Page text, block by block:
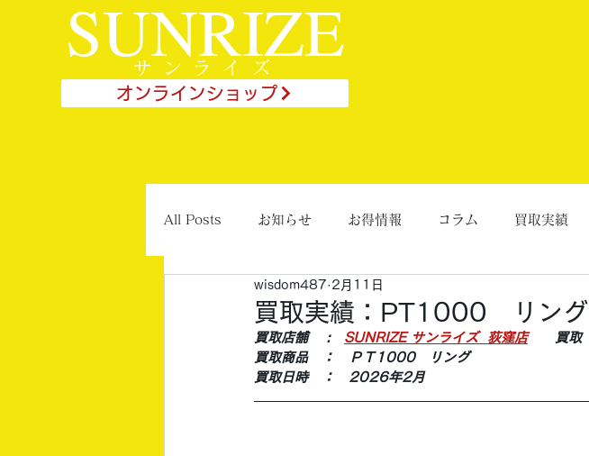
SUNRIZE
サンライズ
オンラインショップ
All Posts お知らせ お得情報 コラム 買取実績
買取実績：PT1000 リング
wisdom487 2月11日
買取店舗 　: SUNRIZE サンライズ  荻窪店 買取
買取商品　：　ＰＴ1000　リング
買取日時　：　2026年2月